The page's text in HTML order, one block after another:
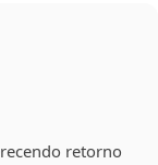
retorno